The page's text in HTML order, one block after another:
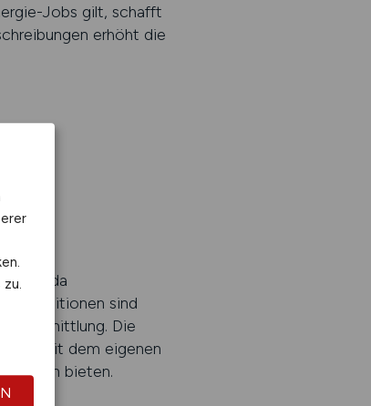
Jobs gilt, schafft
erhöht die
da
Positionen sind
Die
und mit dem eigenen
bieten.